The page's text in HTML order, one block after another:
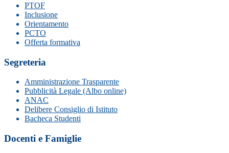
PTOF
Inclusione
Orientamento
PCTO
Offerta formativa
Segreteria
Amministrazione Trasparente
Pubblicità Legale (Albo online)
ANAC
Delibere Consiglio di Istituto
Bacheca Studenti
Docenti e Famiglie